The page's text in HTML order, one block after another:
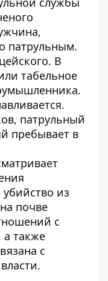
патрульным.
В
табельное
патрульный
пребывает в
из
почве
с
также
с